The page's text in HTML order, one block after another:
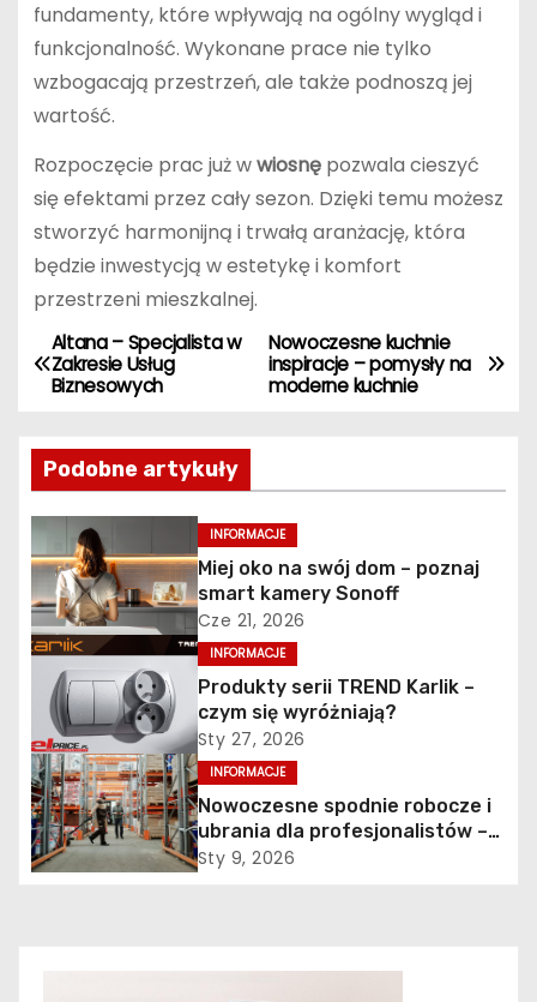
fundamenty, które wpływają na ogólny wygląd i
funkcjonalność. Wykonane prace nie tylko
wzbogacają przestrzeń, ale także podnoszą jej
wartość.
Rozpoczęcie prac już wwiosnępozwala cieszyć
się efektami przez cały sezon. Dzięki temu możesz
stworzyć harmonijną i trwałą aranżację, która
będzie inwestycją w estetykę i komfort
przestrzeni mieszkalnej.
N
a
w
i
g
a
c
a
w
p
Nowoczesne kuchnie
inspiracje – pomysły na
moderne kuchnie
Altana – Specjalista w
Zakresie Usług
Biznesowych
Podobne artykuły
INFORMACJE
Miej oko na swój dom – poznaj
smart kamery Sonoff
Cze 21, 2026
INFORMACJE
Produkty serii TREND Karlik –
czym się wyróżniają?
Sty 27, 2026
INFORMACJE
Nowoczesne spodnie robocze i
ubrania dla profesjonalistów –
jak połączyć komfort z
Sty 9, 2026